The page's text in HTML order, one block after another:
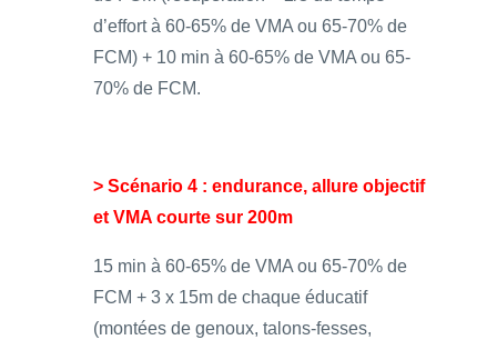
d’effort à 60-65% de VMA ou 65-70% de
FCM) + 10 min à 60-65% de VMA ou 65-
70% de FCM.
> Scénario 4 : endurance, allure objectif
et VMA courte sur 200m
15 min à 60-65% de VMA ou 65-70% de
FCM + 3 x 15m de chaque éducatif
(montées de genoux, talons-fesses,